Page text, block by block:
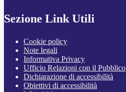
Sezione Link Utili
Cookie policy
Note legali
Informativa Privacy
Ufficio Relazioni con il Pubblico
Dichiarazione di accessibilità
Obiettivi di accessibilità